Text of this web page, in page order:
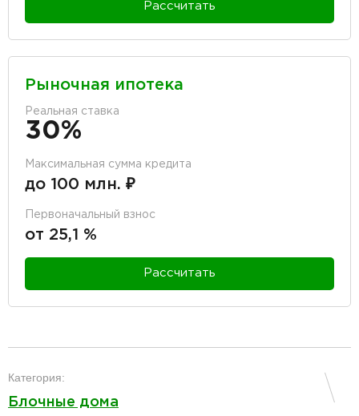
Рассчитать
Рыночная ипотека
Реальная ставка
30%
Максимальная сумма кредита
до 100 млн. ₽
Первоначальный взнос
от 25,1 %
Рассчитать
Категория:
Блочные дома